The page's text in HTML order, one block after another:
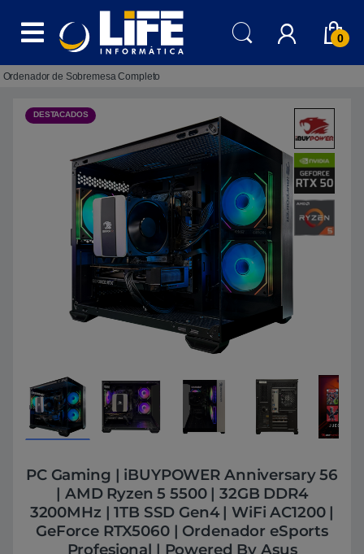
0
Ordenador de Sobremesa Completo
DESTACADOS
PC Gaming | iBUYPOWER Anniversary 56
| AMD Ryzen 5 5500 | 32GB DDR4
3200MHz | 1TB SSD Gen4 | WiFi AC1200 |
GeForce RTX5060 | Ordenador eSports
Profesional | Powered By Asus